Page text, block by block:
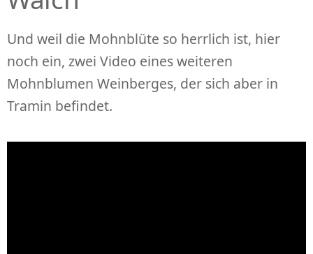
Und weil die Mohnblüte so herrlich ist, hier
noch ein, zwei Video eines weiteren
Mohnblumen Weinberges, der sich aber in
Tramin befindet.